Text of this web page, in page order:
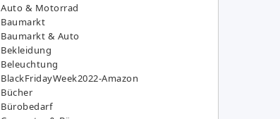
Auto & Motorrad
Baumarkt
Baumarkt & Auto
Bekleidung
Beleuchtung
BlackFridayWeek2022-Amazon
Bücher
Bürobedarf